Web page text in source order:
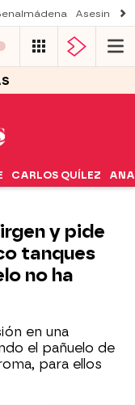
Asesinato
CARLOS QUÍLEZ ANA
y pide
tanques
no ha
en una
el pañuelo de
para ellos